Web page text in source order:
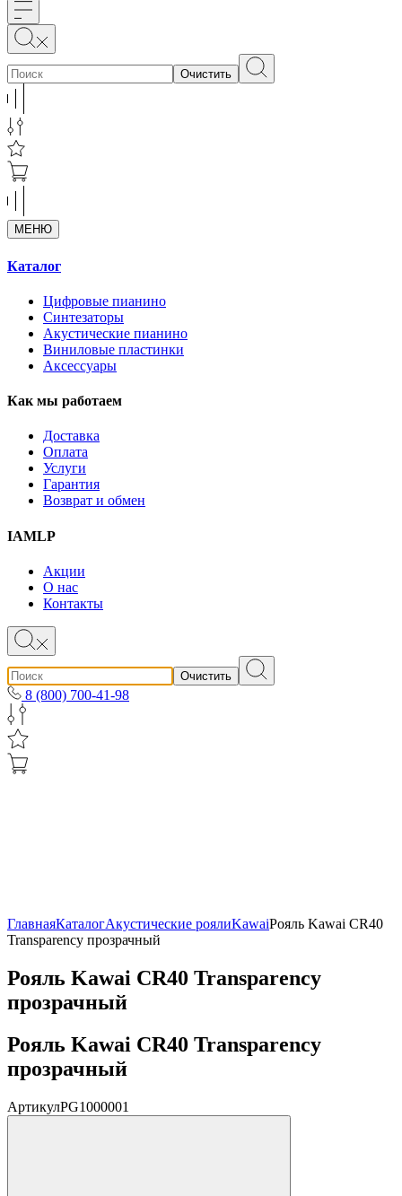
Очистить
МЕНЮ
Каталог
Цифровые пианино
Синтезаторы
Акустические пианино
Виниловые пластинки
Аксессуары
Как мы работаем
Доставка
Оплата
Услуги
Гарантия
Возврат и обмен
IAMLP
Акции
О нас
Контакты
Очистить
8 (800) 700-41-98
ГлавнаяКаталогАкустические роялиKawaiРояль Kawai CR40
Transparency прозрачный
Рояль Kawai CR40 Transparency
прозрачный
Рояль Kawai CR40 Transparency
прозрачный
АртикулPG1000001